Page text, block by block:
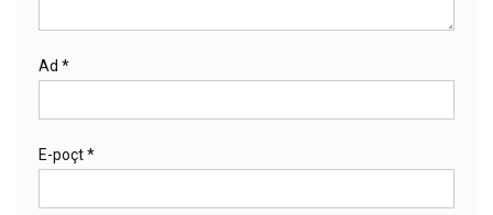
Ad *
E-poçt*